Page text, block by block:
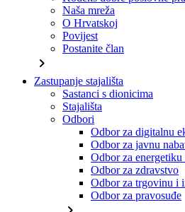
Naša mreža
O Hrvatskoj
Povijest
Postanite član
chevron_right
Zastupanje stajališta
Sastanci s dionicima
Stajališta
Odbori
Odbor za digitalnu
Odbor za javnu
Odbor za
Odbor za zdravstvo
Odbor za trgovinu i
Odbor za pravosuđe